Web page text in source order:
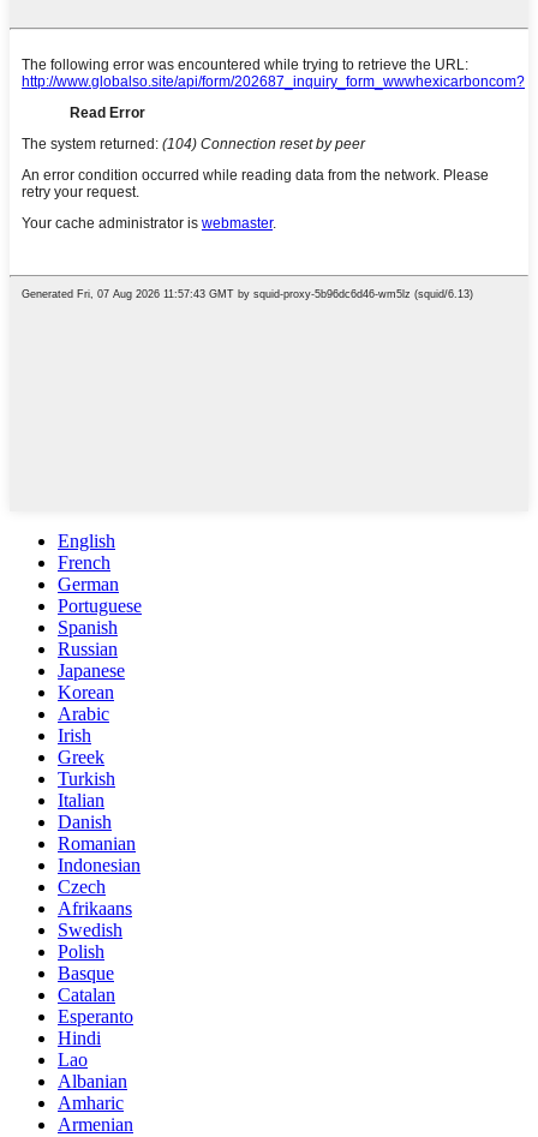
English
French
German
Portuguese
Spanish
Russian
Japanese
Korean
Arabic
Irish
Greek
Turkish
Italian
Danish
Romanian
Indonesian
Czech
Afrikaans
Swedish
Polish
Basque
Catalan
Esperanto
Hindi
Lao
Albanian
Amharic
Armenian